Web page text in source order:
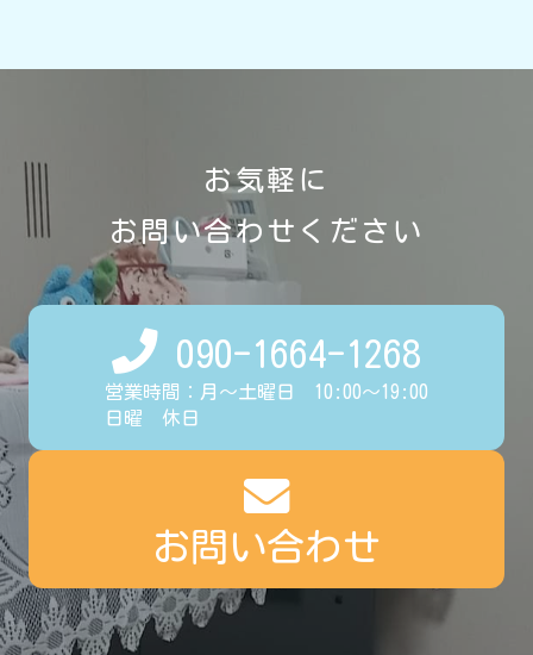
お気軽に
お問い合わせください
090-1664-1268
営業時間：月～土曜日 10:00～19:00
日曜 休日
お問い合わせ